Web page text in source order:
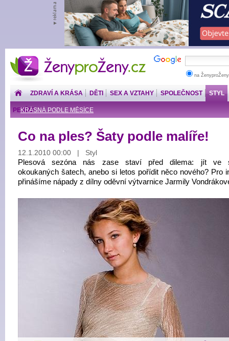
ŽenyproŽeny.cz
na
ZDRAVÍ A KRÁSA DĚTI SEX A VZTAHY SPOLEČNOST STYL
KRÁSNÁ PODLE MĚSÍCE
PENÍZE
Co na ples? Šaty podle malíře!
12.1.2010 00:00 | Styl
Plesová sezóna nás zase staví před dilema: jít ve
okoukaných šatech, anebo si letos pořídit něco nového? Pro
přinášíme nápady z dílny oděvní výtvarnice Jarmily